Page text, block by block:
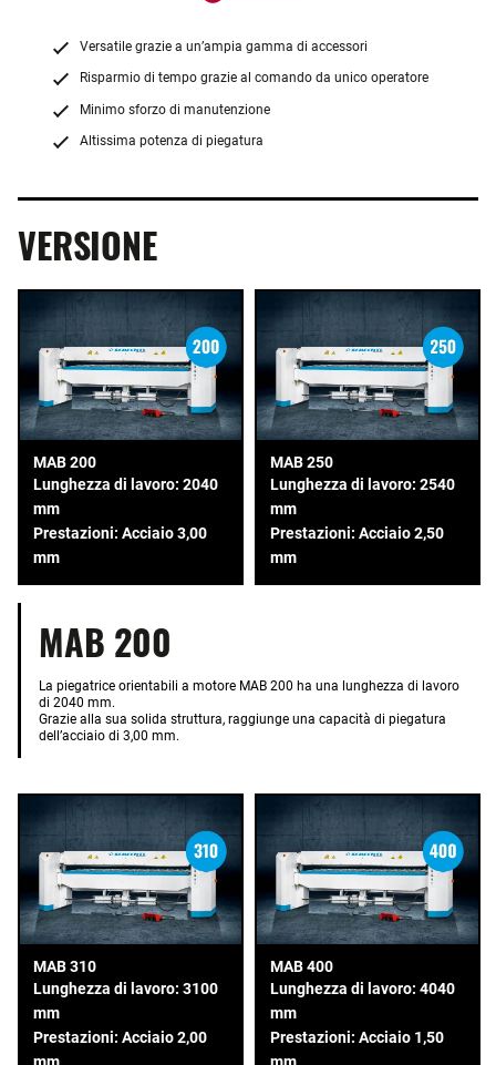
Versatile grazie a un’ampia gamma di accessori
Risparmio di tempo grazie al comando da unico operatore
Minimo sforzo di manutenzione
Altissima potenza di piegatura
VERSIONE
MAB 200
Lunghezza di lavoro: 2040
mm
Prestazioni: Acciaio 3,00
mm
MAB 250
Lunghezza di lavoro: 2540
mm
Prestazioni: Acciaio 2,50
mm
MAB 200
La piegatrice orientabili a motore MAB 200 ha una lunghezza di lavoro
di 2040 mm.
Grazie alla sua solida struttura, raggiunge una capacità di piegatura
dell’acciaio di 3,00 mm.
MAB 310
Lunghezza di lavoro: 3100
mm
Prestazioni: Acciaio 2,00
mm
MAB 400
Lunghezza di lavoro: 4040
mm
Prestazioni: Acciaio 1,50
mm